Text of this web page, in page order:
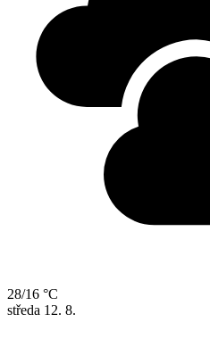
28/16 °C
středa 12. 8.